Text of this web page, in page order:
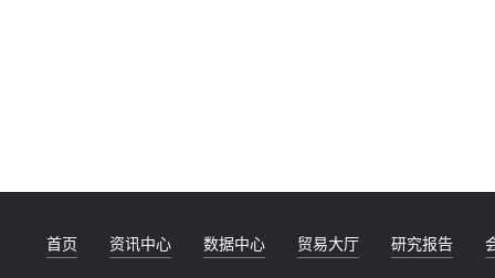
首页 资讯中心 数据中心 贸易大厅 研究报告